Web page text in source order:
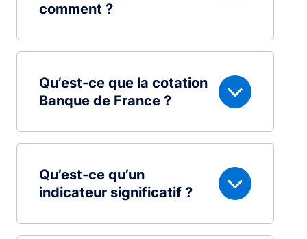
comment ?
Qu’est-ce que la cotation
Banque de France ?
Qu’est-ce qu’un
indicateur significatif ?